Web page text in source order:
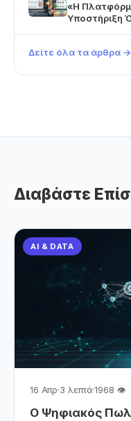
«Η
Υποστήριξη
Δείτε όλα τα άρθρα →
Διαβάστε
AI & DATA
16 Απρ·3 λεπτά·1968 👁
Ο Ψηφιακός